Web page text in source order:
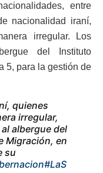
entre
nacionalidad iraní,
irregular. Los
del Instituto
5, para la gestión de
quienes
irregular,
albergue del
Migración, en
su
#LaS